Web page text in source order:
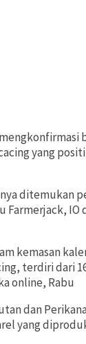
yang
ditemukan
IO
kemasan
terdiri dari
online, Rabu
dan
yang